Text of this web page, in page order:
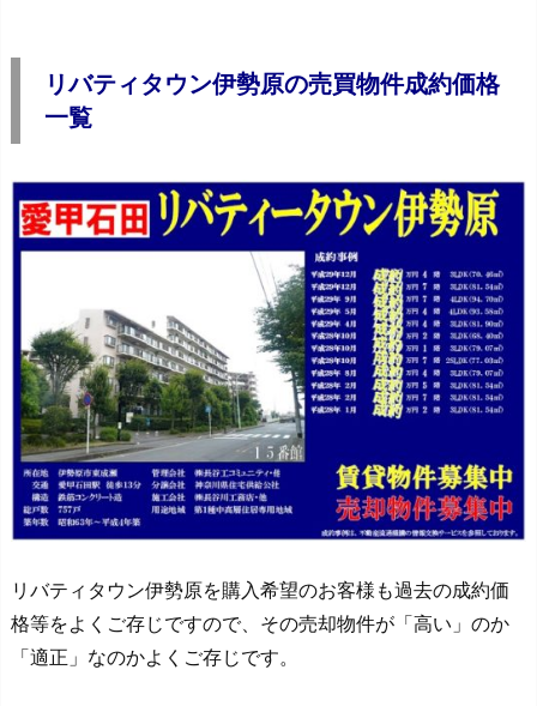
リバティタウン伊勢原の売買物件成約価格
一覧
リバティタウン伊勢原を購入希望のお客様も過去の成約価
格等をよくご存じですので、その売却物件が「高い」のか
「適正」なのかよくご存じです。